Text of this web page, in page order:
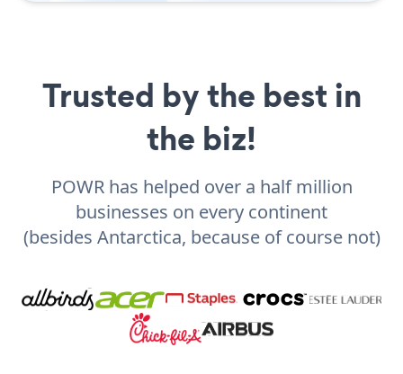
Trusted by the best in
the biz!
POWR has helped over a half million
businesses on every continent
(besides Antarctica, because of course not)